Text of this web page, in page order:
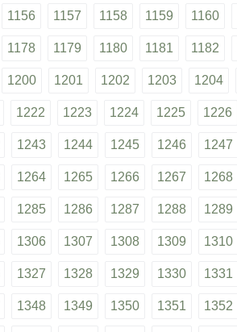
1156 1157 1158 1159 1160
1178 1179 1180 1181 1182
1200 1201 1202 1203 1204
1222 1223 1224 1225 1226
1243 1244 1245 1246 1247
1264 1265 1266 1267 1268
1285 1286 1287 1288 1289
1306 1307 1308 1309 1310
1327 1328 1329 1330 1331
1348 1349 1350 1351 1352